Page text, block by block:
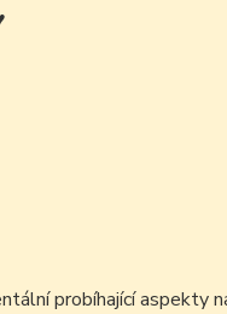
probíhající aspekty